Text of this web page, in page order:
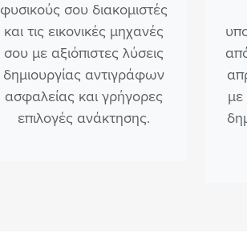
φυσικούς σου διακομιστές
και τις εικονικές μηχανές
σου με αξιόπιστες λύσεις
δημιουργίας αντιγράφων
ασφαλείας και γρήγορες
επιλογές ανάκτησης.
με